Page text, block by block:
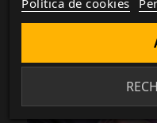
Política de cookies